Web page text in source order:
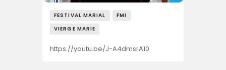
FESTIVAL MARIAL
FMI
VIERGE MARIE
https://youtu.be/J-A4dmsrA10